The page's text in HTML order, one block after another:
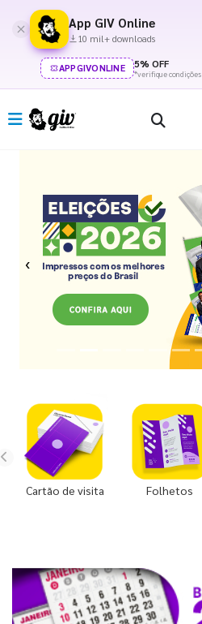
App GIV Online
10 mil+ downloads
APPGIVONLINE 5% OFF
*verifique condições
Previous
Cartão de visita Folhetos